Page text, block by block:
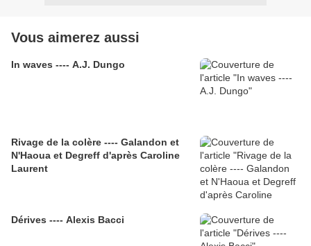
Vous aimerez aussi
In waves ---- A.J. Dungo
Rivage de la colère ---- Galandon et
N'Haoua et Degreff d'après Caroline
Laurent
Dérives ---- Alexis Bacci